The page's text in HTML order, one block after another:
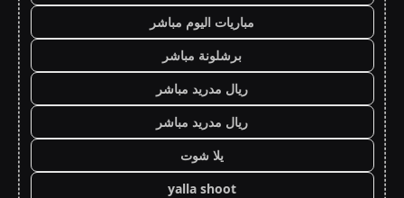
مباريات اليوم مباشر
برشلونة مباشر
ريال مدريد مباشر
ريال مدريد مباشر
يلا شوت
yalla shoot